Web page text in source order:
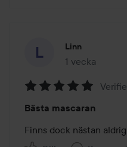
Linn
1 vecka
Inlägget
5
av
5
Bästa mascaran
Finns dock nästan